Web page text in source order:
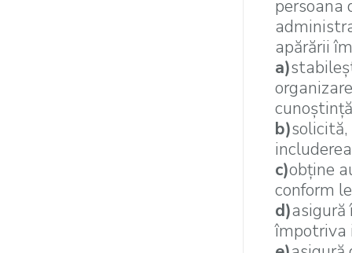
persoana
apărării
a)
b)
c)obţine
conform
d)
împotriva